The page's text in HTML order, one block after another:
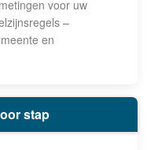
voor uw
–
en
stap